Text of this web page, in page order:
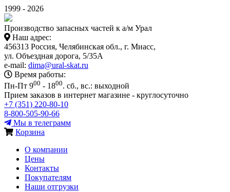
1999 - 2026
Производство запасных частей к а/м Урал
Наш адрес:
456313 Россия, Челябинская обл., г. Миасс,
ул. Объездная дорога, 5/35А
e-mail: dima@ural-skat.ru
Время работы:
Пн-Пт 900 - 1800. сб., вс.: выходной
Прием заказов в интернет магазине - круглосуточно
+7 (351) 220-80-10
8-800-505-90-66
Мы в телеграмм
Корзина
О компании
Цены
Контакты
Покупателям
Наши отгрузки